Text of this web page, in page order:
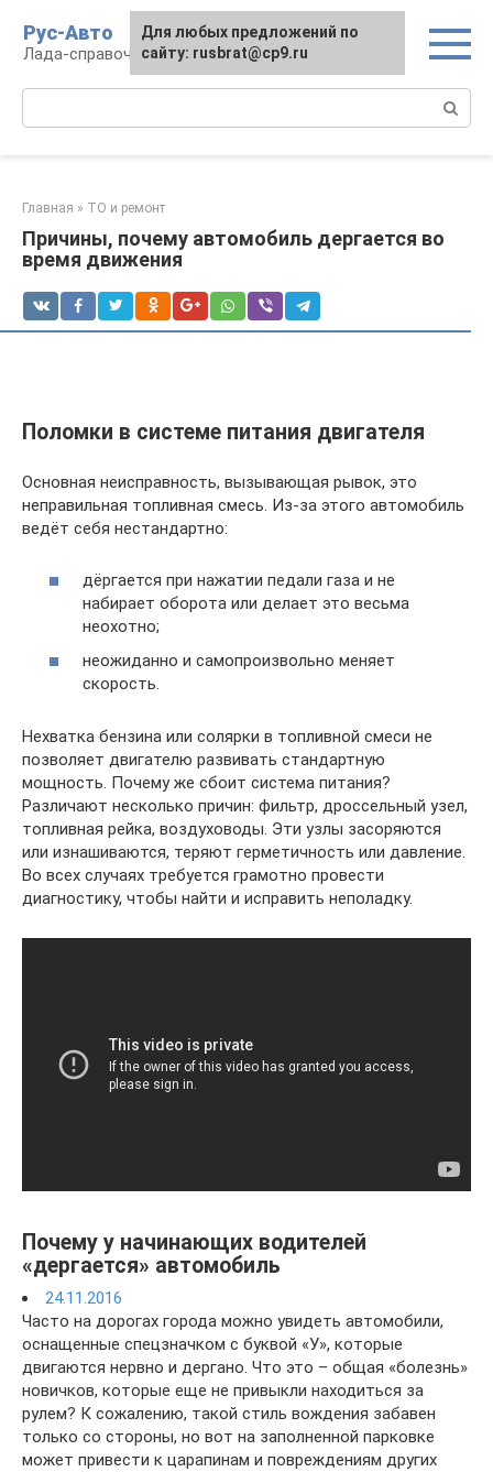
контенту
Рус-Авто
Лада-справочник
Главная » ТО и ремонт
Причины, почему автомобиль дергается во
время движения
Поломки в системе питания двигателя
Основная неисправность, вызывающая рывок, это
неправильная топливная смесь. Из-за этого автомобиль
ведёт себя нестандартно:
дёргается при нажатии педали газа и не
набирает оборота или делает это весьма
неохотно;
неожиданно и самопроизвольно меняет
скорость.
Нехватка бензина или солярки в топливной смеси не
позволяет двигателю развивать стандартную
мощность. Почему же сбоит система питания?
Различают несколько причин: фильтр, дроссельный узел,
топливная рейка, воздуховоды. Эти узлы засоряются
или изнашиваются, теряют герметичность или давление.
Во всех случаях требуется грамотно провести
диагностику, чтобы найти и исправить неполадку.
Почему у начинающих водителей
«дергается» автомобиль
24.11.2016
Часто на дорогах города можно увидеть автомобили,
оснащенные спецзначком с буквой «У», которые
двигаются нервно и дергано. Что это – общая «болезнь»
новичков, которые еще не привыкли находиться за
рулем? К сожалению, такой стиль вождения забавен
только со стороны, но вот на заполненной парковке
может привести к царапинам и повреждениям других
Для любых предложений по
сайту: rusbrat@cp9.ru